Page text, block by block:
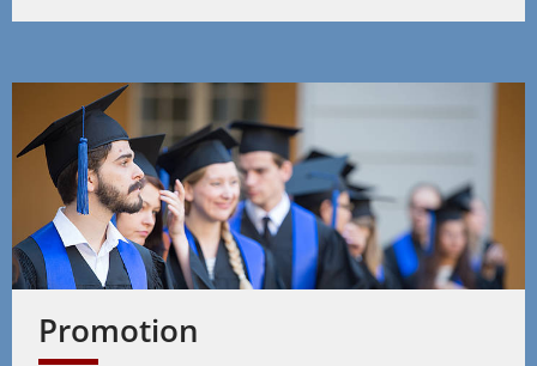
Werkstoff- und Materialwissenschaften studieren –
StudiengängeTextiltechnik
Werkstoff- und Materialwissenschaften studieren –
StudiengängeWerkstofftechnik
StudiengängeWerkstoffwissenschaften
Promotion